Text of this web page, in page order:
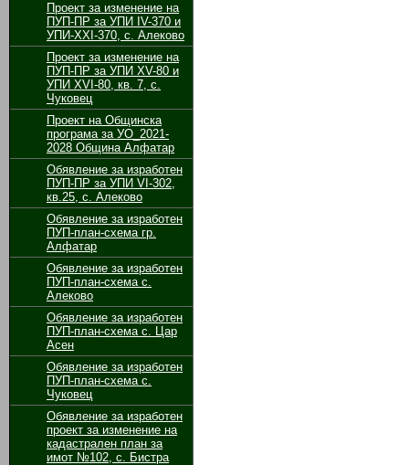
Проект за изменение на
ПУП-ПР за УПИ ІV-370 и
УПИ-ХХІ-370, с. Алеково
Проект за изменение на
ПУП-ПР за УПИ ХV-80 и
УПИ ХVІ-80, кв. 7, с.
Чуковец
Проект на Общинска
програма за УО_2021-
2028 Община Алфатар
Обявление за изработен
ПУП-ПР за УПИ VІ-302,
кв.25, с. Алеково
Обявление за изработен
ПУП-план-схема гр.
Алфатар
Обявление за изработен
ПУП-план-схема с.
Алеково
Обявление за изработен
ПУП-план-схема с. Цар
Асен
Обявление за изработен
ПУП-план-схема с.
Чуковец
Обявление за изработен
проект за изменение на
кадастрален план за
имот №102, с. Бистра